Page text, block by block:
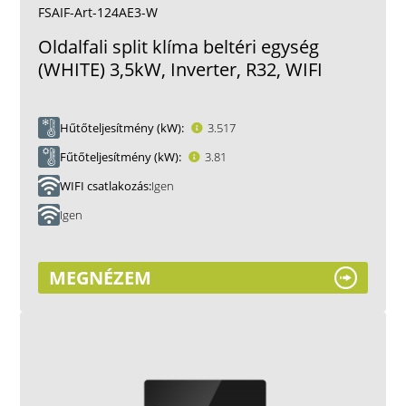
FSAIF-Art-124AE3-W
Oldalfali split klíma beltéri egység
(WHITE) 3,5kW, Inverter, R32, WIFI
Hűtőteljesítmény (kW)
3.517
Fűtőteljesítmény (kW)
3.81
WIFI csatlakozás Igen
Igen
MEGNÉZEM